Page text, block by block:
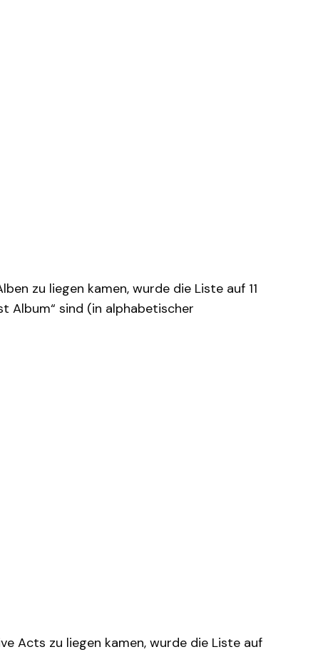
zu liegen kamen, wurde die Liste auf 11
Album“ sind (in alphabetischer
Acts zu liegen kamen, wurde die Liste auf